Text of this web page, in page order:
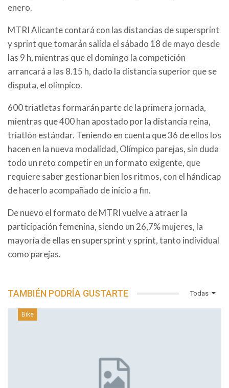
enero.
MTRI Alicante contará con las distancias de supersprint
y sprint que tomarán salida el sábado 18 de mayo desde
las 9 h, mientras que el domingo la competición
arrancará a las 8.15 h, dado la distancia superior que se
disputa, el olímpico.
600 triatletas formarán parte de la primera jornada,
mientras que 400 han apostado por la distancia reina,
triatlón estándar. Teniendo en cuenta que 36 de ellos los
hacen en la nueva modalidad, Olímpico parejas, sin duda
todo un reto competir en un formato exigente, que
requiere saber gestionar bien los ritmos, con el hándicap
de hacerlo acompañado de inicio a fin.
De nuevo el formato de MTRI vuelve a atraer la
participación femenina, siendo un 26,7% mujeres, la
mayoría de ellas en supersprint y sprint, tanto individual
como parejas.
Todas
TAMBIÉN PODRÍA GUSTARTE
Bike